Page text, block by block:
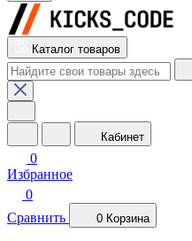
Каталог товаров
Кабинет
0
Избранное
0
Сравнить
0 Корзина